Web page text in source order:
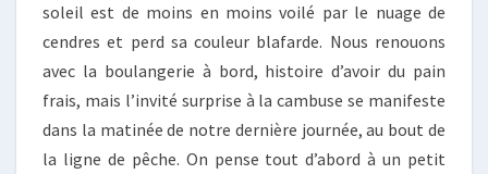
soleil est de moins en moins voilé par le nuage de
cendres et perd sa couleur blafarde. Nous renouons
avec la boulangerie à bord, histoire d’avoir du pain
frais, mais l’invité surprise à la cambuse se manifeste
dans la matinée de notre dernière journée, au bout de
la ligne de pêche. On pense tout d’abord à un petit